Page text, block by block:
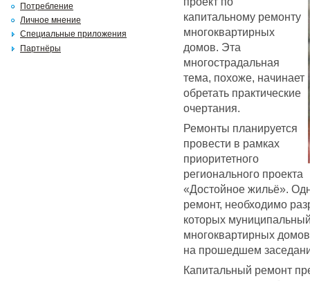
капитальному ремонту
многоквартирных
домов. Эта
многострадальная
тема, похоже, начинает
обретать практические
очертания.
Ремонты планируется
провести в рамках
приоритетного
регионального проекта
«Достойное жильё».
ремонт, необходимо
которых
многоквартирных
на прошедшем
Капитальный ремонт
Потребление
Личное мнение
Специальные приложения
Партнёры